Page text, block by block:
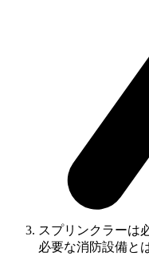
スプリンクラーは
必要な消防設備と